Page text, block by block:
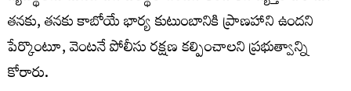
తనకు, తనకు కాబోయే భార్య కుటుంబానికి ప్రాణహాని ఉందని
పేర్కొంటూ, వెంటనే పోలీసు రక్షణ కల్పించాలని ప్రభుత్వాన్ని
కోరారు.